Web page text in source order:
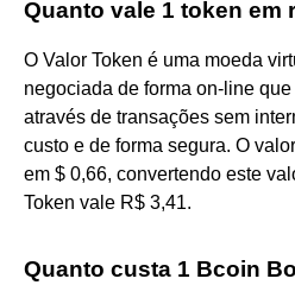
Quanto vale 1 token em
O Valor Token é uma moeda
negociada de forma on-line
através de transações sem
custo e de forma segura. O
em $ 0,66, convertendo este
Token vale R$ 3,41.
Quanto custa 1 Bcoin